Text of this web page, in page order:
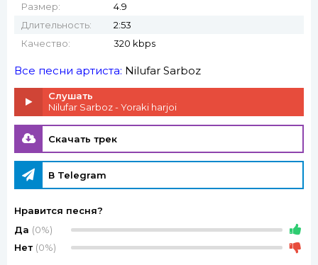
Размер:
4.9
Длительность:
2:53
Качество:
320 kbps
Все песни артиста: Nilufar Sarboz
Слушать
Nilufar Sarboz - Yoraki harjoi
Скачать трек
В Telegram
Нравится песня?
Да (0%)
Нет (0%)